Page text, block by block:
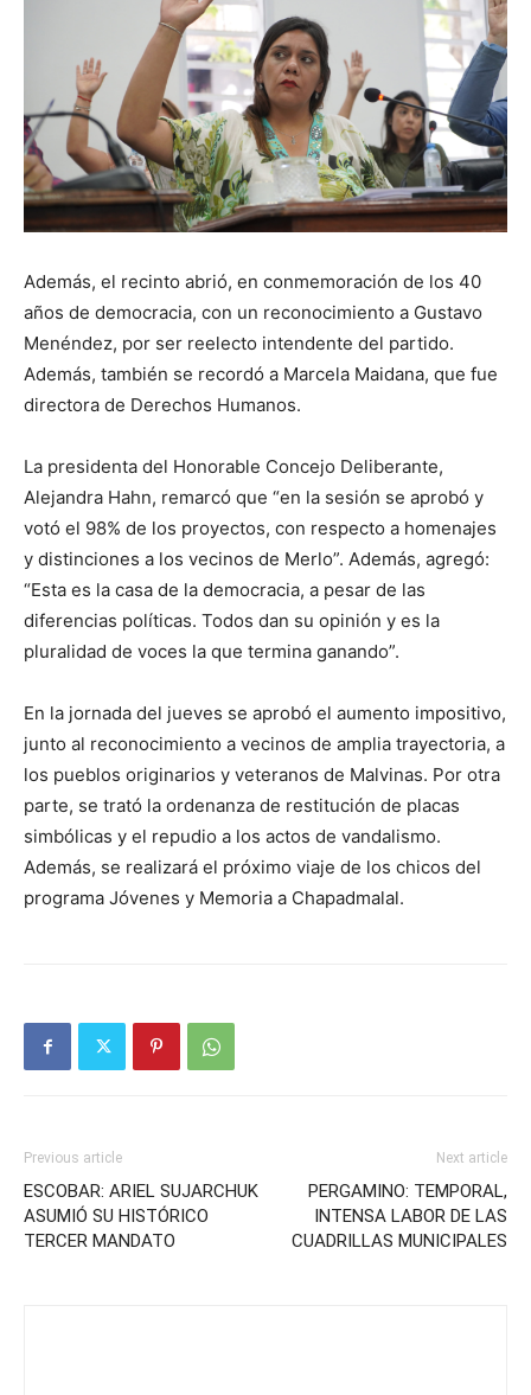
Además, el recinto abrió, en conmemoración de los 40
años de democracia, con un reconocimiento a Gustavo
Menéndez, por ser reelecto intendente del partido.
Además, también se recordó a Marcela Maidana, que fue
directora de Derechos Humanos.
La presidenta del Honorable Concejo Deliberante,
Alejandra Hahn, remarcó que “en la sesión se aprobó y
votó el 98% de los proyectos, con respecto a homenajes
y distinciones a los vecinos de Merlo”. Además, agregó:
“Esta es la casa de la democracia, a pesar de las
diferencias políticas. Todos dan su opinión y es la
pluralidad de voces la que termina ganando”.
En la jornada del jueves se aprobó el aumento impositivo,
junto al reconocimiento a vecinos de amplia trayectoria, a
los pueblos originarios y veteranos de Malvinas. Por otra
parte, se trató la ordenanza de restitución de placas
simbólicas y el repudio a los actos de vandalismo.
Además, se realizará el próximo viaje de los chicos del
programa Jóvenes y Memoria a Chapadmalal.
Previous article
ESCOBAR: ARIEL SUJARCHUK
ASUMIÓ SU HISTÓRICO
TERCER MANDATO
Next article
PERGAMINO: TEMPORAL,
INTENSA LABOR DE LAS
CUADRILLAS MUNICIPALES